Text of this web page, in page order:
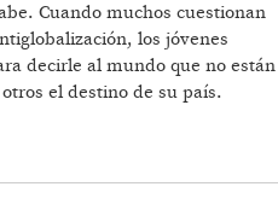
Cuando muchos cuestionan
los jóvenes
decirle al mundo que no están
el destino de su país.